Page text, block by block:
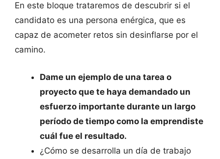
En este bloque trataremos de descubrir si el
candidato es una persona enérgica, que es
capaz de acometer retos sin desinflarse por el
camino.
Dame un ejemplo de una tarea o
proyecto que te haya demandado un
esfuerzo importante durante un largo
período de tiempo como la emprendiste
cuál fue el resultado.
¿Cómo se desarrolla un día de trabajo